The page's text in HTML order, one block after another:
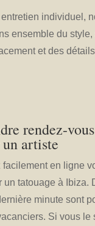
entretien individuel,
ensemble du style,
et des
rendez-
artiste
facilement en ligne
un tatouage à Ibiza.
minute sont
Si vous le